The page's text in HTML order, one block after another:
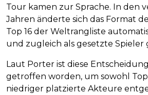
Tour kamen zur Sprache. In den
Jahren änderte sich das Format
Top 16 der Weltrangliste
und zugleich als gesetzte
Laut Porter ist diese
getroffen worden, um sowohl
niedriger platzierte Akteure